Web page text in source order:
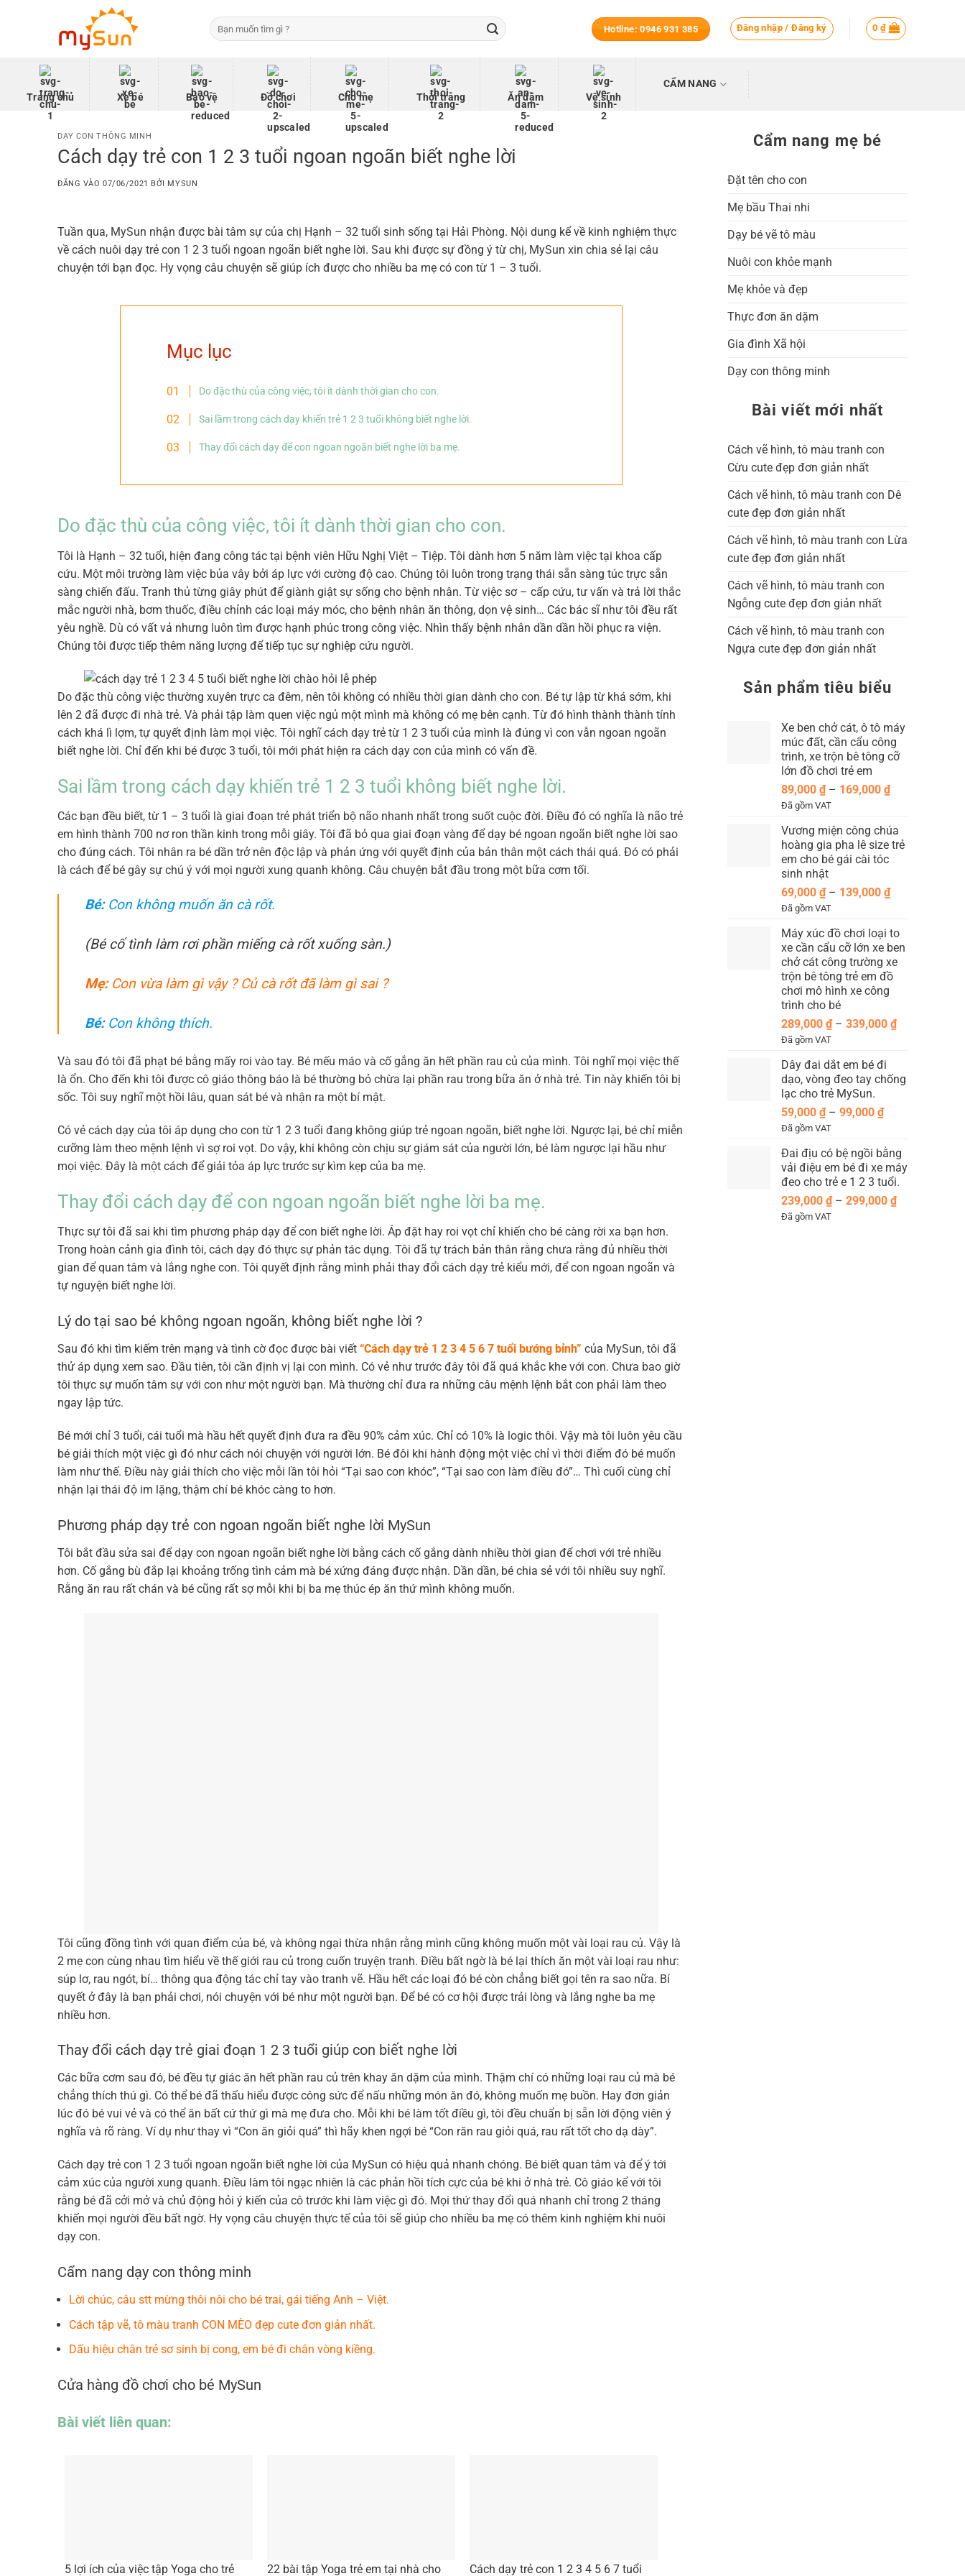
Tìm
kiếm:
Hotline: 0946 931 385 Đăng nhập / Đăng ký 0 ₫
Trang chủ Xe bé Bảo vệ Đồ chơi Cho mẹ Thời trang Ăn dặm Vệ sinh
CẨM NANG
DẠY CON THÔNG MINH
Cách dạy trẻ con 1 2 3 tuổi ngoan ngoãn biết nghe lời
ĐĂNG VÀO07/06/2021 BỞI MYSUN
Tuần qua, MySun nhận được bài tâm sự của chị Hạnh – 32 tuổi sinh sống tại Hải Phòng. Nội dung kể về kinh nghiệm thực
về cách nuôi dạy trẻ con 1 2 3 tuổi ngoan ngoãn biết nghe lời. Sau khi được sự đồng ý từ chị, MySun xin chia sẻ lại câu
chuyện tới bạn đọc. Hy vọng câu chuyện sẽ giúp ích được cho nhiều ba mẹ có con từ 1 – 3 tuổi.
Mục lục
Do đặc thù của công việc, tôi ít dành thời gian cho con.
Sai lầm trong cách dạy khiến trẻ 1 2 3 tuổi không biết nghe lời.
Thay đổi cách dạy để con ngoan ngoãn biết nghe lời ba mẹ.
Do đặc thù của công việc, tôi ít dành thời gian cho con.
Tôi là Hạnh – 32 tuổi, hiện đang công tác tại bệnh viên Hữu Nghị Việt – Tiệp. Tôi dành hơn 5 năm làm việc tại khoa cấp
cứu. Một môi trường làm việc bủa vây bởi áp lực với cường độ cao. Chúng tôi luôn trong trạng thái sẵn sàng túc trực sẵn
sàng chiến đấu. Tranh thủ từng giây phút để giành giật sự sống cho bệnh nhân. Từ việc sơ – cấp cứu, tư vấn và trả lời thắc
mắc người nhà, bơm thuốc, điều chỉnh các loại máy móc, cho bệnh nhân ăn thông, dọn vệ sinh… Các bác sĩ như tôi đều rất
yêu nghề. Dù có vất vả nhưng luôn tìm được hạnh phúc trong công việc. Nhìn thấy bệnh nhân dần dần hồi phục ra viện.
Chúng tôi được tiếp thêm năng lượng để tiếp tục sự nghiệp cứu người.
Do đặc thù công việc thường xuyên trực ca đêm, nên tôi không có nhiều thời gian dành cho con. Bé tự lập từ khá sớm, khi
lên 2 đã được đi nhà trẻ. Và phải tập làm quen việc ngủ một mình mà không có mẹ bên cạnh. Từ đó hình thành thành tính
cách khá lì lợm, tự quyết định làm mọi việc. Tôi nghĩ cách dạy trẻ từ 1 2 3 tuổi của mình là đúng vì con vẫn ngoan ngoãn
biết nghe lời. Chỉ đến khi bé được 3 tuổi, tôi mới phát hiện ra cách dạy con của mình có vấn đề.
Sai lầm trong cách dạy khiến trẻ 1 2 3 tuổi không biết nghe lời.
Các bạn đều biết, từ 1 – 3 tuổi là giai đoạn trẻ phát triển bộ não nhanh nhất trong suốt cuộc đời. Điều đó có nghĩa là não trẻ
em hình thành 700 nơ ron thần kinh trong mỗi giây. Tôi đã bỏ qua giai đoạn vàng để dạy bé ngoan ngoãn biết nghe lời sao
cho đúng cách. Tôi nhân ra bé dần trở nên độc lập và phản ứng với quyết định của bản thân một cách thái quá. Đó có phải
là cách để bé gây sự chú ý với mọi người xung quanh không. Câu chuyện bắt đầu trong một bữa cơm tối.
Bé: Con không muốn ăn cà rốt.
(Bé cố tình làm rơi phần miếng cà rốt xuống sàn.)
Mẹ:Con vừa làm gì vậy ? Củ cà rốt đã làm gì sai ?
Bé:Con không thích.
Và sau đó tôi đã phạt bé bằng mấy roi vào tay. Bé mếu máo và cố gắng ăn hết phần rau củ của mình. Tôi nghĩ mọi việc thế
là ổn. Cho đến khi tôi được cô giáo thông báo là bé thường bỏ chừa lại phần rau trong bữa ăn ở nhà trẻ. Tin này khiến tôi bị
sốc. Tôi suy nghĩ một hồi lâu, quan sát bé và nhận ra một bí mật.
Có vẻ cách dạy của tôi áp dụng cho con từ 1 2 3 tuổi đang không giúp trẻ ngoan ngoãn, biết nghe lời. Ngược lại, bé chỉ miễn
cưỡng làm theo mệnh lệnh vì sợ roi vọt. Do vậy, khi không còn chịu sự giám sát của người lớn, bé làm ngược lại hầu như
mọi việc. Đây là một cách để giải tỏa áp lực trước sự kìm kẹp của ba mẹ.
Thay đổi cách dạy để con ngoan ngoãn biết nghe lời ba mẹ.
Thực sự tôi đã sai khi tìm phương pháp dạy để con biết nghe lời. Áp đặt hay roi vọt chỉ khiến cho bé càng rời xa bạn hơn.
Trong hoàn cảnh gia đình tôi, cách dạy đó thực sự phản tác dụng. Tôi đã tự trách bản thân rằng chưa rằng đủ nhiều thời
gian để quan tâm và lắng nghe con. Tôi quyết định rằng mình phải thay đổi cách dạy trẻ kiểu mới, để con ngoan ngoãn và
tự nguyện biết nghe lời.
Lý do tại sao bé không ngoan ngoãn, không biết nghe lời ?
Sau đó khi tìm kiếm trên mạng và tình cờ đọc được bài viết “Cách dạy trẻ 1 2 3 4 5 6 7 tuổi bướng bỉnh” của MySun, tôi đã
thử áp dụng xem sao. Đầu tiên, tôi cần định vị lại con mình. Có vẻ như trước đây tôi đã quá khắc khe với con. Chưa bao giờ
tôi thực sự muốn tâm sự với con như một người bạn. Mà thường chỉ đưa ra những câu mệnh lệnh bắt con phải làm theo
ngay lập tức.
Bé mới chỉ 3 tuổi, cái tuổi mà hầu hết quyết định đưa ra đều 90% cảm xúc. Chỉ có 10% là logic thôi. Vậy mà tôi luôn yêu cầu
bé giải thích một việc gì đó như cách nói chuyện với người lớn. Bé đôi khi hành động một việc chỉ vì thời điểm đó bé muốn
làm như thế. Điều này giải thích cho việc mỗi lần tôi hỏi “Tại sao con khóc”, “Tại sao con làm điều đó”… Thì cuối cùng chỉ
nhận lại thái độ im lặng, thậm chí bé khóc càng to hơn.
Phương pháp dạy trẻ con ngoan ngoãn biết nghe lời MySun
Tôi bắt đầu sửa sai để dạy con ngoan ngoãn biết nghe lời bằng cách cố gắng dành nhiều thời gian để chơi với trẻ nhiều
hơn. Cố gắng bù đắp lại khoảng trống tình cảm mà bé xứng đáng được nhận. Dần dần, bé chia sẻ với tôi nhiều suy nghĩ.
Rằng ăn rau rất chán và bé cũng rất sợ mỗi khi bị ba mẹ thúc ép ăn thứ mình không muốn.
Tôi cũng đồng tình với quan điểm của bé, và không ngại thừa nhận rằng mình cũng không muốn một vài loại rau củ. Vậy là
2 mẹ con cùng nhau tìm hiểu về thế giới rau củ trong cuốn truyện tranh. Điều bất ngờ là bé lại thích ăn một vài loại rau như:
súp lơ, rau ngót, bí… thông qua động tác chỉ tay vào tranh vẽ. Hầu hết các loại đó bé còn chẳng biết gọi tên ra sao nữa. Bí
quyết ở đây là bạn phải chơi, nói chuyện với bé như một người bạn. Để bé có cơ hội được trải lòng và lắng nghe ba mẹ
nhiều hơn.
Thay đổi cách dạy trẻ giai đoạn 1 2 3 tuổi giúp con biết nghe lời
Các bữa cơm sau đó, bé đều tự giác ăn hết phần rau củ trên khay ăn dặm của mình. Thậm chí có những loại rau củ mà bé
chẳng thích thú gì. Có thể bé đã thấu hiểu được công sức để nấu những món ăn đó, không muốn mẹ buồn. Hay đơn giản
lúc đó bé vui vẻ và có thể ăn bất cứ thứ gì mà mẹ đưa cho. Mỗi khi bé làm tốt điều gì, tôi đều chuẩn bị sẵn lời động viên ý
nghĩa và rõ ràng. Ví dụ như thay vì “Con ăn giỏi quá” thì hãy khen ngợi bé “Con răn rau giỏi quá, rau rất tốt cho dạ dày”.
Cách dạy trẻ con 1 2 3 tuổi ngoan ngoãn biết nghe lời của MySun có hiệu quả nhanh chóng. Bé biết quan tâm và để ý tới
cảm xúc của người xung quanh. Điều làm tôi ngạc nhiên là các phản hồi tích cực của bé khi ở nhà trẻ. Cô giáo kể với tôi
rằng bé đã cởi mở và chủ động hỏi ý kiến của cô trước khi làm việc gì đó. Mọi thứ thay đổi quá nhanh chỉ trong 2 tháng
khiến mọi người đều bất ngờ. Hy vọng câu chuyện thực tế của tôi sẽ giúp cho nhiều ba mẹ có thêm kinh nghiệm khi nuôi
dạy con.
Cẩm nang dạy con thông minh
Lời chúc, câu stt mừng thôi nôi cho bé trai, gái tiếng Anh – Việt.
Cách tập vẽ, tô màu tranh CON MÈO đẹp cute đơn giản nhất.
Dấu hiệu chân trẻ sơ sinh bị cong, em bé đi chân vòng kiềng.
Cửa hàng đồ chơi cho bé MySun
Bài viết liên quan:
5 lợi ích của việc tập Yoga cho trẻ 22 bài tập Yoga trẻ em tại nhà cho Cách dạy trẻ con 1 2 3 4 5 6 7 tuổi
Cẩm nang mẹ bé
Đặt tên cho con
Mẹ bầu Thai nhi
Dạy bé vẽ tô màu
Nuôi con khỏe mạnh
Mẹ khỏe và đẹp
Thực đơn ăn dặm
Gia đình Xã hội
Dạy con thông minh
Bài viết mới nhất
Cách vẽ hình, tô màu tranh con
Cừu cute đẹp đơn giản nhất
Cách vẽ hình, tô màu tranh con Dê
cute đẹp đơn giản nhất
Cách vẽ hình, tô màu tranh con Lừa
cute đẹp đơn giản nhất
Cách vẽ hình, tô màu tranh con
Ngỗng cute đẹp đơn giản nhất
Cách vẽ hình, tô màu tranh con
Ngựa cute đẹp đơn giản nhất
Sản phẩm tiêu biểu
Xe ben chở cát, ô tô máy
múc đất, cần cẩu công
trình, xe trộn bê tông cỡ
lớn đồ chơi trẻ em
89,000 ₫ – 169,000 ₫Khoảng
89,000 ₫
đến
Đã gồm VAT
Vương miện công chúa
hoàng gia pha lê size trẻ
em cho bé gái cài tóc
sinh nhật
69,000 ₫ – 139,000 ₫Khoảng
69,000 ₫
đến
139,000 ₫
Đã gồm VAT
Máy xúc đồ chơi loại to
xe cần cẩu cỡ lớn xe ben
chở cát công trường xe
trộn bê tông trẻ em đồ
chơi mô hình xe công
trình cho bé
289,000 ₫ – 339,000 ₫Khoảng
đến
Đã gồm VAT
Dây đai dắt em bé đi
dạo, vòng đeo tay chống
lạc cho trẻ MySun.
59,000 ₫ – 99,000 ₫Khoảng
59,000 ₫
đến
99,000 ₫
Đã gồm VAT
Đai địu có bệ ngồi bằng
vải điệu em bé đi xe máy
đeo cho trẻ e 1 2 3 tuổi.
239,000 ₫ – 299,000 ₫Khoảng
Đã gồm VAT